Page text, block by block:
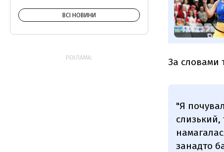
За словами
"Я
слизький,
занадто
ВСІ НОВИНИ
РЕКЛАМА: